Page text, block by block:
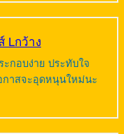
Lกว้าง
ะกอบง่าย ประทับใจ
กาสจะอุดหนุนใหม่นะ